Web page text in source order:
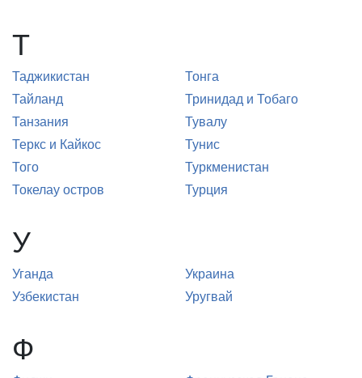
Т
Таджикистан
Тайланд
Танзания
Теркс и Кайкос
Того
Токелау остров
Тонга
Тринидад и Тобаго
Тувалу
Тунис
Туркменистан
Турция
У
Уганда
Узбекистан
Украина
Уругвай
Ф